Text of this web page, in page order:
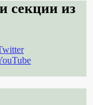
секции из